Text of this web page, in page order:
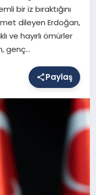
bir iz bıraktığını
dileyen Erdoğan,
ve hayırlı ömürler
genç…
Paylaş